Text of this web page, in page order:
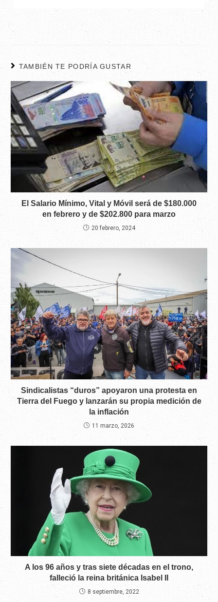
TAMBIÉN TE PODRÍA GUSTAR
El Salario Mínimo, Vital y Móvil será de $180.000
en febrero y de $202.800 para marzo
20 febrero, 2024
Sindicalistas “duros” apoyaron una protesta en
Tierra del Fuego y lanzarán su propia medición de
la inflación
11 marzo, 2026
A los 96 años y tras siete décadas en el trono,
falleció la reina británica Isabel II
8 septiembre, 2022